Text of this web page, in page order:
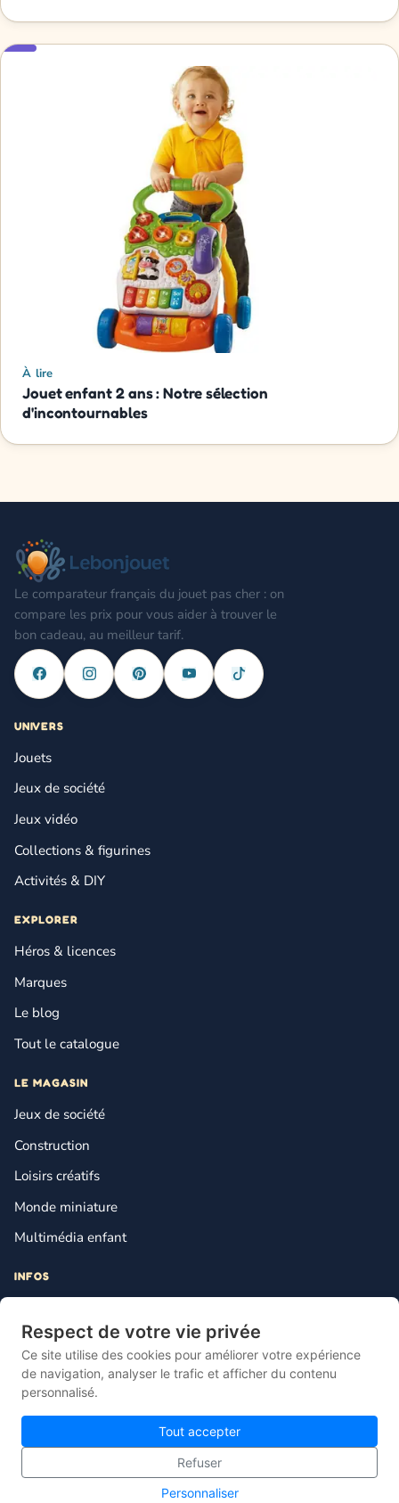
Respect de votre vie privée
Ce site utilise des cookies pour améliorer votre expérience
de navigation, analyser le trafic et afficher du contenu
personnalisé.
Tout accepter
Refuser
Personnaliser
À lire
Jouet enfant 2 ans : Notre sélection
d'incontournables
Le comparateur français du jouet pas cher : on
compare les prix pour vous aider à trouver le
bon cadeau, au meilleur tarif.
UNIVERS
Jouets
Jeux de société
Jeux vidéo
Collections & figurines
Activités & DIY
EXPLORER
Héros & licences
Marques
Le blog
Tout le catalogue
LE MAGASIN
Jeux de société
Construction
Loisirs créatifs
Monde miniature
Multimédia enfant
INFOS
Mentions légales
Plan du site
Gestion des cookies
© 2026 Lebonjouet — Le comparateur français du jouet pas cher.